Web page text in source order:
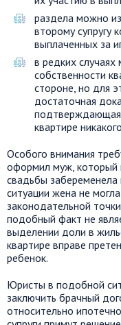
раздела можно
второму супругу
выплаченных за
в редких
собственности
стороне, но для
достаточная
подтверждающая,
квартире
Особого внимания
оформил муж, который
свадьбы
ситуации жена не
законодательной
подобный факт не
выделении доли в
квартире вправе
ребенок.
Юристы в подобной
заключить брачный
относительно